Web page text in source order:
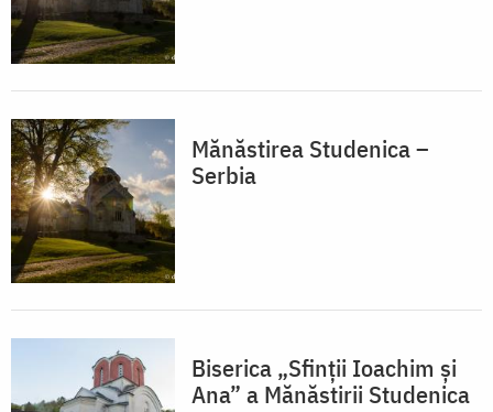
Mănăstirea Studenica –
Serbia
Biserica „Sfinții Ioachim și
Ana” a Mănăstirii Studenica